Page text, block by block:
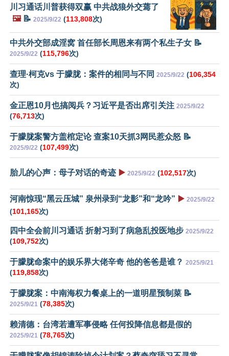
川习通话川普获得双赢 中共战狼外交蔫了
🖼️📝 2025/9/22 (113,808次)
中共外交部成淫窝 首任部长周恩来有两个私生子女 📝
2025/9/22 (115,796次)
查理·柯克vs 于朦胧：案件的相同与不同 2025/9/22 (106,354
次)
金正恩10月也搞阅兵？习近平是否出席引关注 2025/9/22
(76,713次)
于朦胧案警方盖棺定论 查案10天抓3网民惹众怒 📝
2025/9/22 (107,499次)
胎儿的心声：母子对话的奇迹 ▶️ 2025/9/22 (102,517次)
河南惊现“黑云压城” 泉州录到“龙影”和“龙吟” ▶️ 2025/9/22
(101,165次)
四中全会前川习通话 折射习到了病急乱投医地步 2025/9/22
(109,752次)
于朦胧命案中的娱乐界大佬辛奇 他的爸爸是谁？ 2025/9/21
(119,858次)
于朦胧案：中南海权力餐桌上的一道明星预制菜 📝
2025/9/21 (78,385次)
赖清德：台湾若遭军事侵略 任何投降信息都是假的
2025/9/21 (78,765次)